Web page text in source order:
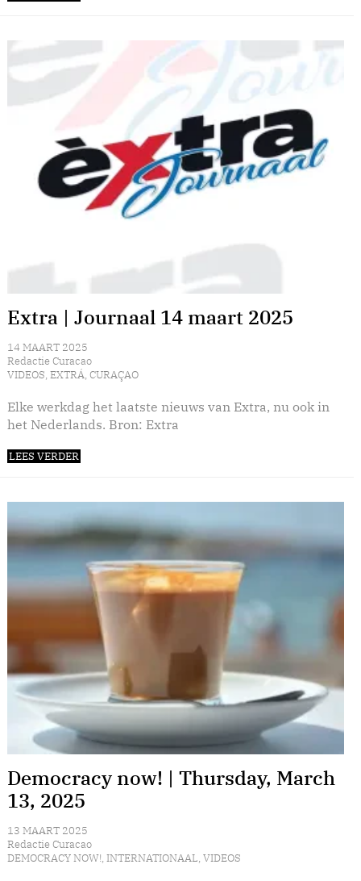
Extra | Journaal 14 maart 2025
14 MAART 2025
Redactie Curacao
VIDEOS, EXTRÁ, CURAÇAO
Elke werkdag het laatste nieuws van Extra, nu ook in
het Nederlands. Bron: Extra
LEES VERDER
Democracy now! | Thursday, March
13, 2025
13 MAART 2025
Redactie Curacao
DEMOCRACY NOW!, INTERNATIONAAL, VIDEOS